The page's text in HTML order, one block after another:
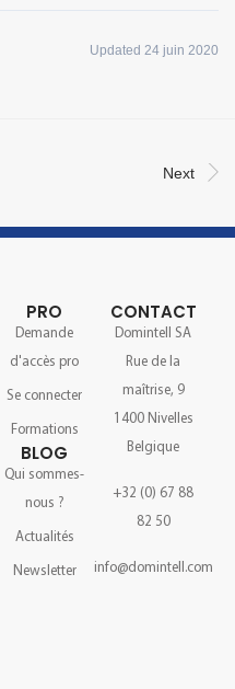
Updated 24 juin 2020
Next
PRO
Demande
d'accès pro
Se connecter
Formations
BLOG
Qui sommes-
nous ?
Actualités
Newsletter
CONTACT
Domintell SA
Rue de la
maîtrise, 9
1400 Nivelles
Belgique
+32 (0) 67 88
82 50
info@domintell.com